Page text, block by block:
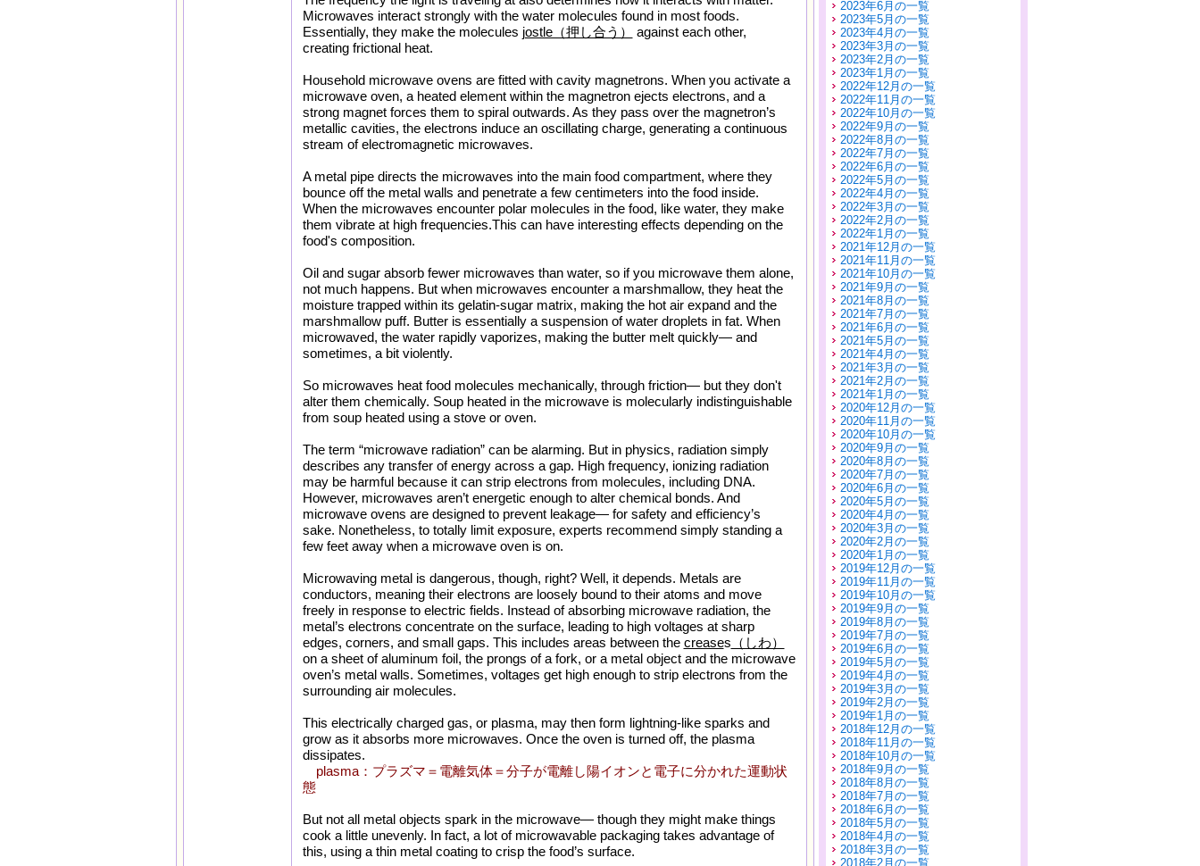
Microwaves interact strongly with the water molecules found in most foods.
Essentially, they make the molecules jostle（押し合う）
against each other,
creating frictional heat.
Household microwave ovens are fitted with cavity magnetrons. When you activate a
microwave oven, a heated element within the magnetron ejects electrons, and a
strong magnet forces them to spiral outwards. As they pass over the magnetron’s
metallic cavities, the electrons induce an oscillating charge, generating a continuous
stream of electromagnetic microwaves.
A metal pipe directs the microwaves into the main food compartment, where they
bounce off the metal walls and penetrate a few centimeters into the food inside.
When the microwaves encounter polar molecules in the food, like water, they make
them vibrate at high frequencies.This can have interesting effects depending on the
food's composition.
Oil and sugar absorb fewer microwaves than water, so if you microwave them alone,
not much happens. But when microwaves encounter a marshmallow, they heat the
moisture trapped within its gelatin-sugar matrix, making the hot air expand and the
marshmallow puff. Butter is essentially a suspension of water droplets in fat. When
microwaved, the water rapidly vaporizes, making the butter melt quickly— and
sometimes, a bit violently.
So microwaves heat food molecules mechanically, through friction— but they don't
alter them chemically. Soup heated in the microwave is molecularly indistinguishable
from soup heated using a stove or oven.
The term “microwave radiation” can be alarming. But in physics, radiation simply
describes any transfer of energy across a gap. High frequency, ionizing radiation
may be harmful because it can strip electrons from molecules, including DNA.
However, microwaves aren’t energetic enough to alter chemical bonds. And
microwave ovens are designed to prevent leakage— for safety and efficiency’s
sake. Nonetheless, to totally limit exposure, experts recommend simply standing a
few feet away when a microwave oven is on.
Microwaving metal is dangerous, though, right? Well, it depends. Metals are
conductors, meaning their electrons are loosely bound to their atoms and move
freely in response to electric fields. Instead of absorbing microwave radiation, the
metal’s electrons concentrate on the surface, leading to high voltages at sharp
edges, corners, and small gaps. This includes areas between the creases （しわ）
on a sheet of aluminum foil, the prongs of a fork, or a metal object and the microwave
oven’s metal walls. Sometimes, voltages get high enough to strip electrons from the
surrounding air molecules.
This electrically charged gas, or plasma, may then form lightning-like sparks and
grow as it absorbs more microwaves. Once the oven is turned off, the plasma
dissipates.
plasma：プラズマ＝電離気体＝分子が電離し陽イオンと電子に分かれた運動状
態
But not all metal objects spark in the microwave— though they might make things
cook a little unevenly. In fact, a lot of microwavable packaging takes advantage of
this, using a thin metal coating to crisp the food’s surface.
2023年6月の一覧
2023年5月の一覧
2023年4月の一覧
2023年3月の一覧
2023年2月の一覧
2023年1月の一覧
2022年12月の一覧
2022年11月の一覧
2022年10月の一覧
2022年9月の一覧
2022年8月の一覧
2022年7月の一覧
2022年6月の一覧
2022年5月の一覧
2022年4月の一覧
2022年3月の一覧
2022年2月の一覧
2022年1月の一覧
2021年12月の一覧
2021年11月の一覧
2021年10月の一覧
2021年9月の一覧
2021年8月の一覧
2021年7月の一覧
2021年6月の一覧
2021年5月の一覧
2021年4月の一覧
2021年3月の一覧
2021年2月の一覧
2021年1月の一覧
2020年12月の一覧
2020年11月の一覧
2020年10月の一覧
2020年9月の一覧
2020年8月の一覧
2020年7月の一覧
2020年6月の一覧
2020年5月の一覧
2020年4月の一覧
2020年3月の一覧
2020年2月の一覧
2020年1月の一覧
2019年12月の一覧
2019年11月の一覧
2019年10月の一覧
2019年9月の一覧
2019年8月の一覧
2019年7月の一覧
2019年6月の一覧
2019年5月の一覧
2019年4月の一覧
2019年3月の一覧
2019年2月の一覧
2019年1月の一覧
2018年12月の一覧
2018年11月の一覧
2018年10月の一覧
2018年9月の一覧
2018年8月の一覧
2018年7月の一覧
2018年6月の一覧
2018年5月の一覧
2018年4月の一覧
2018年3月の一覧
2018年2月の一覧